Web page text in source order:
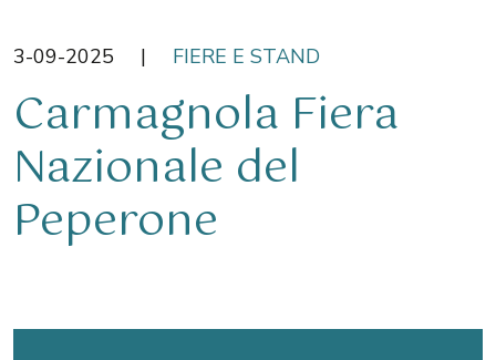
3-09-2025 | FIERE E STAND
Carmagnola Fiera
Nazionale del
Peperone